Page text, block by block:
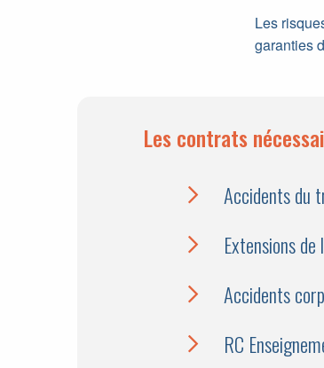
Les
garanties
Les contrats
Accidents du
Extensions
Accidents
RC